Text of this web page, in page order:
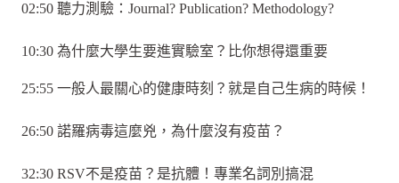
02:50 聽力測驗：Journal? Publication? Methodology?
10:30 為什麼大學生要進實驗室？比你想得還重要
25:55 一般人最關心的健康時刻？就是自己生病的時候！
26:50 諾羅病毒這麼兇，為什麼沒有疫苗？
32:30 RSV不是疫苗？是抗體！專業名詞別搞混